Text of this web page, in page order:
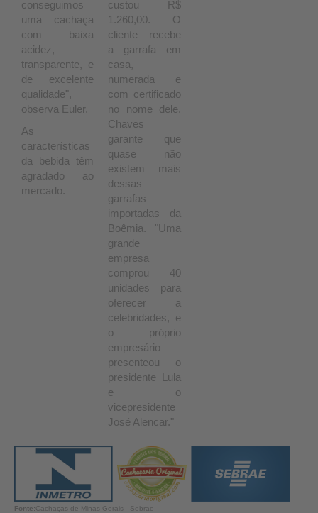
conseguimos
uma cachaça
com baixa
acidez,
transparente, e
de excelente
qualidade",
observa Euler.
As
características
da bebida têm
agradado ao
mercado.
custou R$
1.260,00. O
cliente recebe
a garrafa em
casa,
numerada e
com certificado
no nome dele.
Chaves
garante que
quase não
existem mais
dessas
garrafas
importadas da
Boêmia. "Uma
grande
empresa
comprou 40
unidades para
oferecer a
celebridades, e
o próprio
empresário
presenteou o
presidente Lula
e o
vicepresidente
José Alencar."
Fonte:Cachaças de Minas Gerais - Sebrae